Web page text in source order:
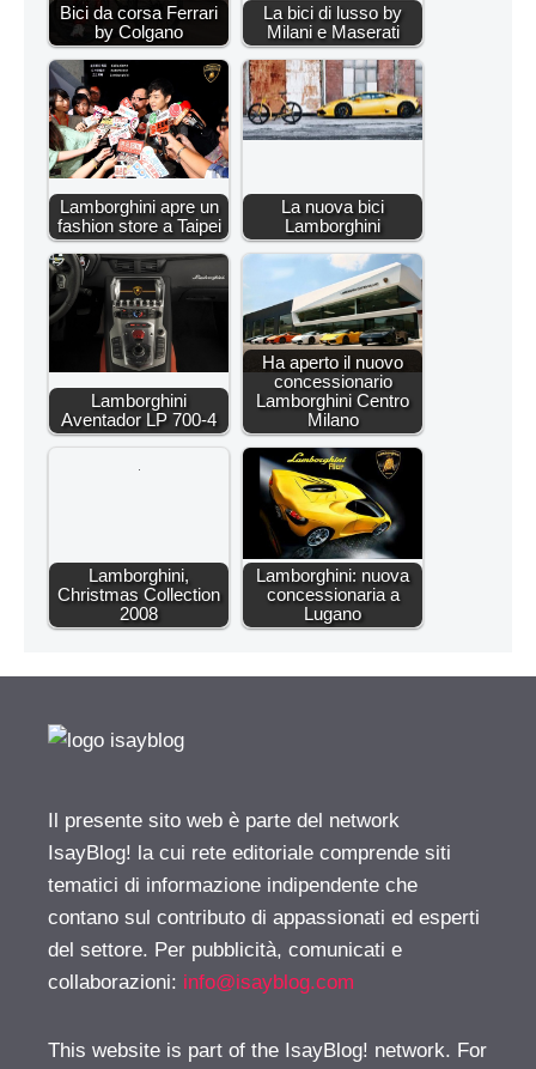
Bici da corsa Ferrari
by Colgano
La bici di lusso by
Milani e Maserati
Lamborghini apre un
fashion store a Taipei
La nuova bici
Lamborghini
Lamborghini
Aventador LP 700-4
Ha aperto il nuovo
concessionario
Lamborghini Centro
Milano
Lamborghini,
Christmas Collection
2008
Lamborghini: nuova
concessionaria a
Lugano
Il presente sito web è parte del network
IsayBlog! la cui rete editoriale comprende siti
tematici di informazione indipendente che
contano sul contributo di appassionati ed esperti
del settore. Per pubblicità, comunicati e
collaborazioni: info@isayblog.com
This website is part of the IsayBlog! network. For